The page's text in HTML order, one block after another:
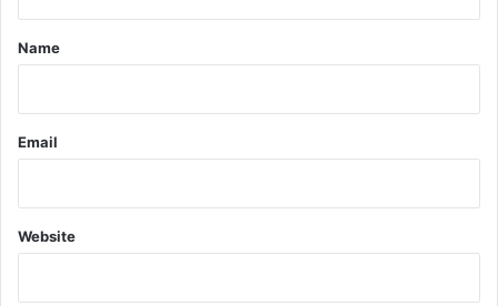
*
Name
Email
Website